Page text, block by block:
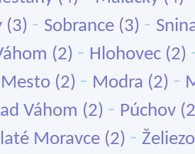
(3) - Sobrance (3) -
(2) - Hlohovec (2)
Mesto (2) - Modra (2) -
Váhom (2) - Púchov
Moravce (2) -